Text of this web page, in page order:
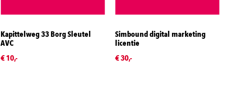
Kapittelweg 33 Borg Sleutel
AVC
€ 10,-
Simbound digital marketing
licentie
€ 30,-